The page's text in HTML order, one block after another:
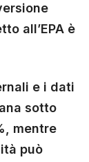
all’EPA è
e i dati
sotto
mentre
può